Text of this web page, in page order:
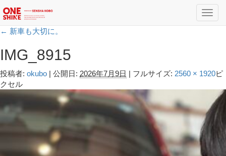
← 新車も大切に。
IMG_8915
投稿者: okubo | 公開日: 2026年7月9日 | フルサイズ: 2560 × 1920ピ
クセル